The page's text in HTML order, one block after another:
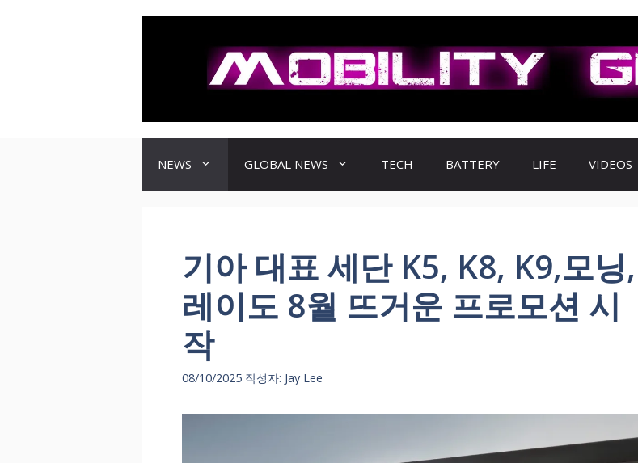
NEWS GLOBAL NEWS TECH BATTERY LIFE VIDEOS
기아 대표 세단 K5, K8, K9,모닝,
레이도 8월 뜨거운 프로모션 시
작
08/10/2025 작성자: Jay Lee